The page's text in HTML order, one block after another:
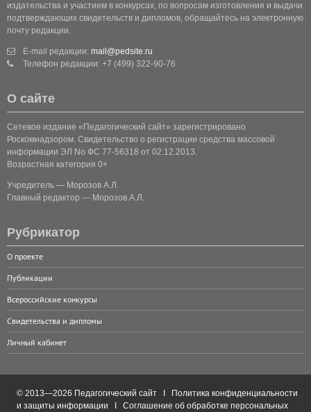
издательства и участием в конкурсах, по вопросам изготовления и выдачи
подтверждающих свидетельств и дипломов, обращайтесь на электронную
почту редакции.
E-mail редакции: mail@pedsite.ru
Телефон редакции: +7 (499) 322-90-76
О сайте
Сетевое издание «Педагогический сайт» зарегистрировано
Роскомнадзором. Свидетельство о регистрации средства массовой
информации ЭЛ No ФС 77-56318 от 02.12.2013.
Возрастная категория 0+
Учредитель — Морозов А.Л.
Главный редактор — Морозов А.Л.
Рубрикатор
О проекте
Публикации
Всероссийские конкурсы
Свидетельства и дипломы
Личный кабинет
© 2013—2026 Педагогический сайт I
Политика конфиденциальности
и защиты информации
Соглашение об обработке персональных